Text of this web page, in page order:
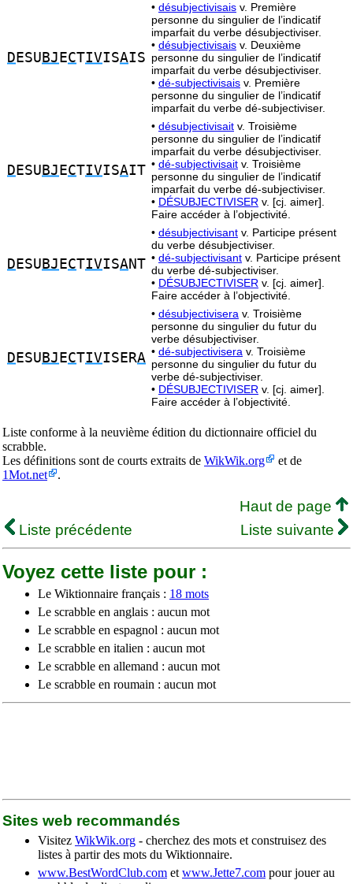
D ESU BJ ECTIVISAIS
• désubjectivisais v. Première
personne du singulier de l’indicatif
imparfait du verbe désubjectiviser.
• désubjectivisais v. Deuxième
personne du singulier de l’indicatif
imparfait du verbe désubjectiviser.
• dé-subjectivisais v. Première
personne du singulier de l’indicatif
imparfait du verbe dé-subjectiviser.
D ESU BJ ECTIVISAIT
• désubjectivisait v. Troisième
personne du singulier de l’indicatif
imparfait du verbe désubjectiviser.
• dé-subjectivisait v. Troisième
personne du singulier de l’indicatif
imparfait du verbe dé-subjectiviser.
• DÉSUBJECTIVISER v. [cj. aimer].
Faire accéder à l’objectivité.
D ESU BJ ECTIVISANT
• désubjectivisant v. Participe présent
du verbe désubjectiviser.
• dé-subjectivisant v. Participe présent
du verbe dé-subjectiviser.
• DÉSUBJECTIVISER v. [cj. aimer].
Faire accéder à l’objectivité.
D ESU BJ ECTIVISERA
• désubjectivisera v. Troisième
personne du singulier du futur du
verbe désubjectiviser.
• dé-subjectivisera v. Troisième
personne du singulier du futur du
verbe dé-subjectiviser.
• DÉSUBJECTIVISER v. [cj. aimer].
Faire accéder à l’objectivité.
Liste conforme à la neuvième édition du dictionnaire officiel du
scrabble.
Les définitions sont de courts extraits de WikWik.org
et de
1Mot.net
.
Haut de page
Liste précédente
Liste suivante
Voyez cette liste pour :
Le Wiktionnaire français : 18 mots
Le scrabble en anglais : aucun mot
Le scrabble en espagnol : aucun mot
Le scrabble en italien : aucun mot
Le scrabble en allemand : aucun mot
Le scrabble en roumain : aucun mot
Sites web recommandés
Visitez WikWik.org - cherchez des mots et construisez des
listes à partir des mots du Wiktionnaire.
www.BestWordClub.com et www.Jette7.com pour jouer au